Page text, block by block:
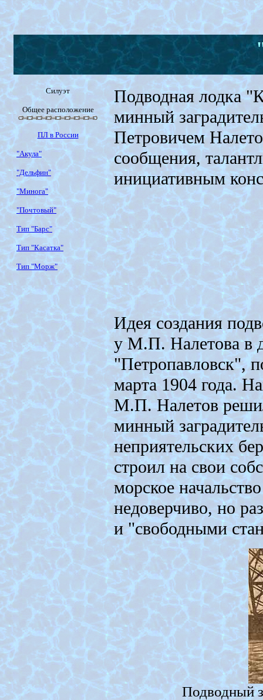
Силуэт
Общее расположение
ПЛ в России
"Акула"
"Дельфин"
"Минога"
"Почтовый"
Тип "Барс"
Тип "Касатка"
Тип "Морж"
Подводная лодка
минный
Петровичем
сообщения,
инициативным
Идея создания
у М.П. Налетова в
"Петропавловск",
марта 1904 года.
М.П. Налетов
минный
неприятельских
строил на свои
морское
недоверчиво, но
и "свободными
Подводный